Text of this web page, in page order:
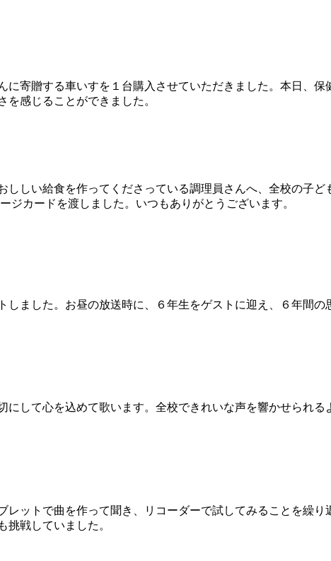
寄贈する車いすを１台購入させていただきました。本日、保
感じることができました。
しい給食を作ってくださっている調理員さんへ、全校の子ど
カードを渡しました。いつもありがとうございます。
ました。お昼の放送時に、６年生をゲストに迎え、６年間の
して心を込めて歌います。全校できれいな声を響かせられる
ットで曲を作って聞き、リコーダーで試してみることを繰り
戦していました。